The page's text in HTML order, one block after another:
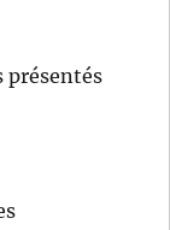
présentés